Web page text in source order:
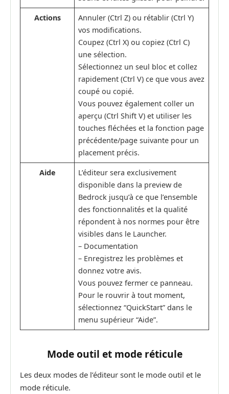
Actions
Annuler (Ctrl Z) ou rétablir (Ctrl Y)
vos modifications.
Coupez (Ctrl X) ou copiez (Ctrl C)
une sélection.
Sélectionnez un seul bloc et collez
rapidement (Ctrl V) ce que vous avez
coupé ou copié.
Vous pouvez également coller un
aperçu (Ctrl Shift V) et utiliser les
touches fléchées et la fonction page
précédente/page suivante pour un
placement précis.
Aide
L’éditeur sera exclusivement
disponible dans la preview de
Bedrock jusqu’à ce que l’ensemble
des fonctionnalités et la qualité
répondent à nos normes pour être
visibles dans le Launcher.
– Documentation
– Enregistrez les problèmes et
donnez votre avis.
Vous pouvez fermer ce panneau.
Pour le rouvrir à tout moment,
sélectionnez “QuickStart” dans le
menu supérieur “Aide”.
Mode outil et mode réticule
Les deux modes de l’éditeur sont le mode outil et le
mode réticule.